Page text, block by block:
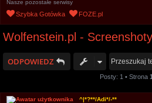
Nasze pozostałe serwisy
Szybka Gotówka FOZE.pl
Wolfenstein.pl -
ODPOWIEDZ
Posty: 1 • Strona 1
^|*?**/Adi*/-**